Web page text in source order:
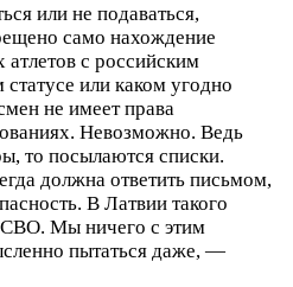
или не подаваться,
само нахождение
атлетов с российским
или каком угодно
не имеет права
Невозможно. Ведь
то посылаются списки.
должна ответить письмом,
В Латвии такого
СВО. Мы ничего с этим
пытаться даже, —